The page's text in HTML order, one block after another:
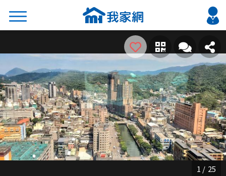
搜尋
熱門關鍵字
2026 台北降價好屋限量釋出
2026 新北降價好屋限量釋出
2026 台中降價好屋限量釋出
2026 台南降價好屋限量釋出
2026 高雄降價好屋限量釋出